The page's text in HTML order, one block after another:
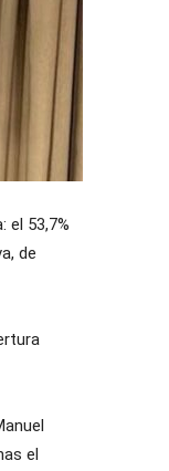
el 53,7%
de
el